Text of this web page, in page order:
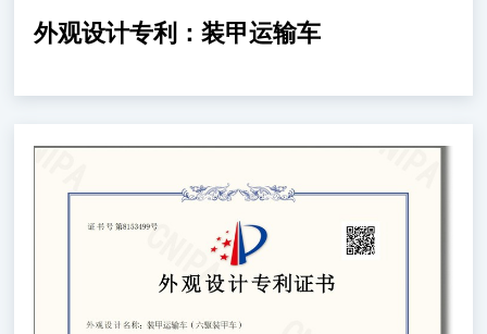
外观设计专利：装甲运输车